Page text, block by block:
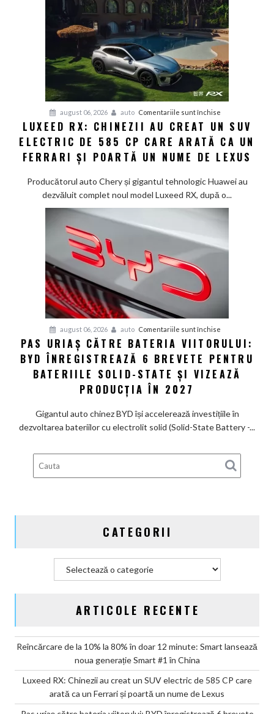
doar
12
minute:
lansează
noua
generație
Smart
în
China
august 06, 2026 auto Comentariile sunt închise
Luxeed
RX:
Chinezii
creat
un
585
și
poartă
nume
LUXEED RX: CHINEZII AU CREAT UN SUV
ELECTRIC DE 585 CP CARE ARATĂ CA UN
FERRARI ȘI POARTĂ UN NUME DE LEXUS
Producătorul auto Chery și gigantul tehnologic Huawei au
dezvăluit complet noul model Luxeed RX, după o...
august 06, 2026 auto Comentariile sunt închise
Pas
uriaș
către
BYD
pentru
bateriile
în
PAS URIAȘ CĂTRE BATERIA VIITORULUI:
BYD ÎNREGISTREAZĂ 6 BREVETE PENTRU
BATERIILE SOLID-STATE ȘI VIZEAZĂ
PRODUCȚIA ÎN 2027
Gigantul auto chinez BYD își accelerează investițiile în
dezvoltarea bateriilor cu electrolit solid (Solid-State Battery -...
CATEGORII
ARTICOLE RECENTE
Reîncărcare de la 10% la 80% în doar 12 minute: Smart lansează
noua generație Smart #1 în China
Luxeed RX: Chinezii au creat un SUV electric de 585 CP care
arată ca un Ferrari și poartă un nume de Lexus